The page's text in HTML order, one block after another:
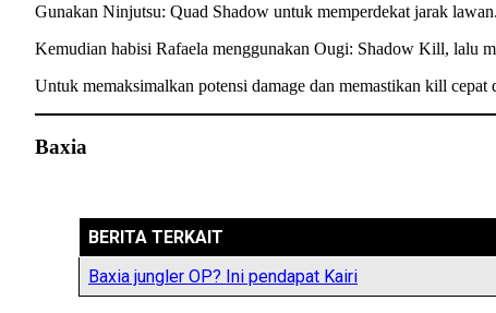
Gunakan Ninjutsu: Quad Shadow untuk memperdekat jarak
Kemudian habisi Rafaela menggunakan Ougi: Shadow Kill, lalu
Untuk memaksimalkan potensi damage dan memastikan kill
Baxia
BERITA TERKAIT
Baxia jungler OP? Ini pendapat Kairi